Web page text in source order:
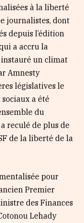
à la liberté
journalistes, dont
depuis l’édition
a accru la
instauré un climat
Amnesty
législatives le
sociaux a été
du
reculé de plus de
de la liberté de la
pour
Premier
des Finances
Lehady